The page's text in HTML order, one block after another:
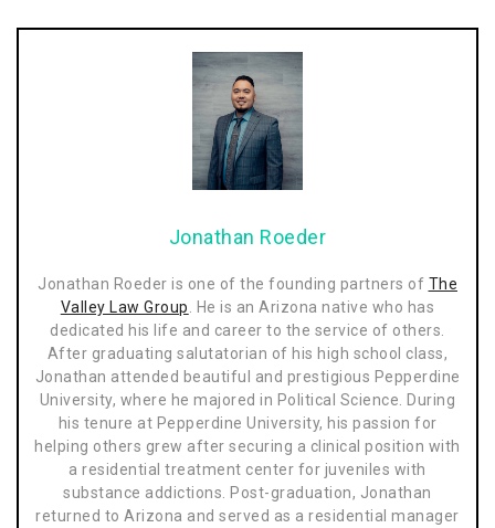
Jonathan Roeder
Jonathan Roeder is one of the founding partners of The
Valley Law Group . He is an Arizona native who has
dedicated his life and career to the service of others.
After graduating salutatorian of his high school class,
Jonathan attended beautiful and prestigious Pepperdine
University, where he majored in Political Science. During
his tenure at Pepperdine University, his passion for
helping others grew after securing a clinical position with
a residential treatment center for juveniles with
substance addictions. Post-graduation, Jonathan
returned to Arizona and served as a residential manager